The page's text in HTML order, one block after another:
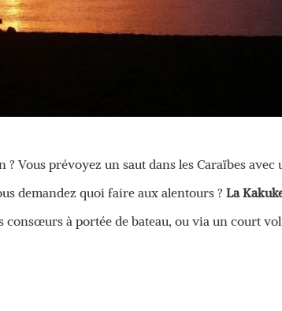
Vous prévoyez un saut dans les Caraïbes avec
demandez quoi faire aux alentours ?La
consœurs à portée de bateau, ou via un court vol